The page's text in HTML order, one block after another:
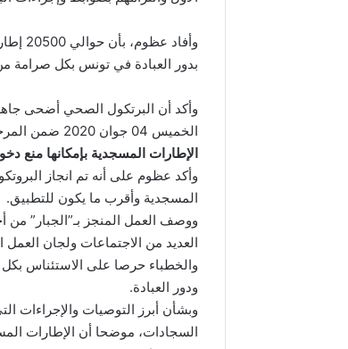
بدور العبادة في تونس بكل
الخميس 04 جوان 2020 ضمن المرحلة الثالثة من الحجر الصحي الموجه الذي أقرته الحكومة.
الإطارات المسجدية بإمكانها منع
وأكد عظوم على أنه تم انجاز
المسجدية وأقرب ما يكون للتطبيق.
ووصف العمل المنجز بـ”الجبار” من
العديد من الاجتماعات ولجان العمل
والخطباء حرصا على الاستئناس
ودور العبادة.
وبشأن أبرز التوصيات والإجراءات
السجادات، موضحا أن الإطارات